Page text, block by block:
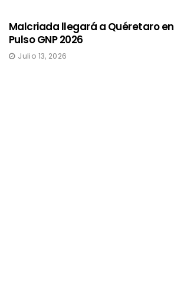
Malcriada llegará a Quéretaro en
Pulso GNP 2026
Julio 13, 2026